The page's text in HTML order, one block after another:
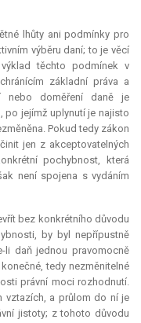
lhůty ani podmínky pro
výběru daní; to je věcí
těchto podmínek v
základní práva a
nebo doměření daně je
po jejímž uplynutí je najisto
Pokud tedy zákon
jen z akceptovatelných
pochybnost, která
není spojena s vydáním
bez konkrétního důvodu
by byl nepřípustně
li daň jednou pravomocně
tedy nezměnitelné
právní moci rozhodnutí.
vztazích, a průlom do ní je
jistoty; z tohoto důvodu